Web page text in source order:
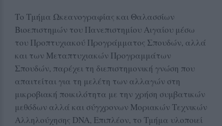
Το Τμήμα Ωκεανογραφίας και Θαλασσίων
Βιοεπιστημών του Πανεπιστημίου Αιγαίου μέσω
του Προπτυχιακού Προγράμματος Σπουδών, αλλά
και των Μεταπτυχιακών Προγραμμάτων
Σπουδών, παρέχει τη διεπιστημονική γνώση που
απαιτείται για τη μελέτη των αλλαγών στη
μικροβιακή ποικιλότητα με την χρήση συμβατικών
μεθόδων αλλά και σύγχρονων Μοριακών Τεχνικών
Αλληλούχησης DNA, Επιπλέον, το Τμήμα υλοποιεί